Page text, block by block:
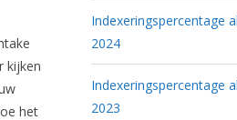
kijken
het
Indexeringspercentage
2024
Indexeringspercentage
2023